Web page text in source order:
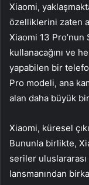
Xiaomi,
özelliklerini zaten
Xiaomi 13
kullanacağını ve
yapabilen bir
Pro modeli, ana
alan daha büyük
Xiaomi, küresel
Bununla birlikte,
seriler
lansmanından